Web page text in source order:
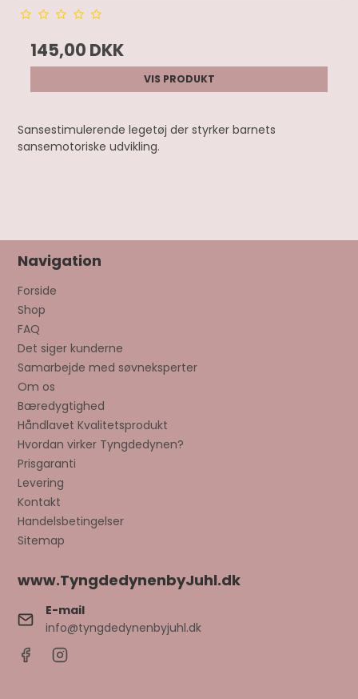
145,00 DKK
VIS PRODUKT
Sansestimulerende legetøj der styrker barnets
sansemotoriske udvikling.
Navigation
Forside
Shop
FAQ
Det siger kunderne
Samarbejde med søvneksperter
Om os
Bæredygtighed
Håndlavet Kvalitetsprodukt
Hvordan virker Tyngdedynen?
Prisgaranti
Levering
Kontakt
Handelsbetingelser
Sitemap
www.TyngdedynenbyJuhl.dk
E-mail
info@tyngdedynenbyjuhl.dk